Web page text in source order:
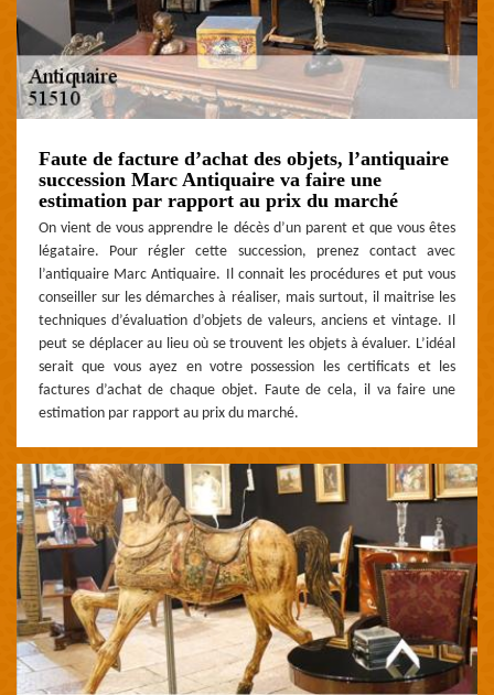
Faute de facture d’achat des objets, l’antiquaire
succession Marc Antiquaire va faire une
estimation par rapport au prix du marché
On vient de vous apprendre le décès d’un parent et que vous êtes
légataire. Pour régler cette succession, prenez contact avec
l’antiquaire Marc Antiquaire. Il connait les procédures et put vous
conseiller sur les démarches à réaliser, mais surtout, il maitrise les
techniques d’évaluation d’objets de valeurs, anciens et vintage. Il
peut se déplacer au lieu où se trouvent les objets à évaluer. L’idéal
serait que vous ayez en votre possession les certificats et les
factures d’achat de chaque objet. Faute de cela, il va faire une
estimation par rapport au prix du marché.